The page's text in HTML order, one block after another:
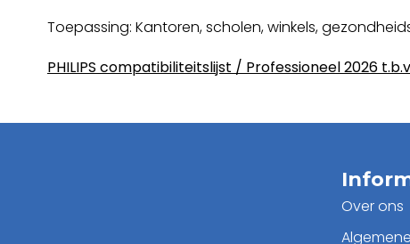
Toepassing: Kantoren, scholen, winkels,
PHILIPS compatibiliteitslijst / Professioneel 2026
Over ons